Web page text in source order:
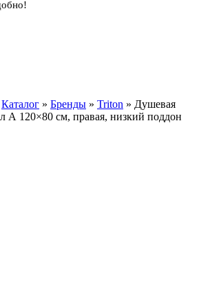
Каталог » Бренды » Triton » Душевая
А 120×80 см, правая, низкий поддон